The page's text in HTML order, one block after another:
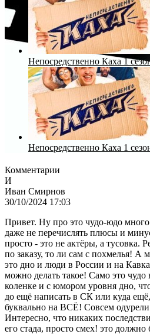
Непосредственно Каха 1
Непосредственно Каха 1
Комментарии
И
Иван Смирнов
30/10/2024 17:03
Привет. Ну про это чудо-юдо
даже не перечислять плюсы и
просто - это не актёры, а тусовка.
по заказу, то ли сам с похмелья! А
это дно и люди в России и на
можно делать такое! Само это чудо
коленке и с юмором уровня дно,
до ещё написать в СК или куда
буквально на ВСЁ! Совсем
Интересно, что никаких
его стада, просто смех! это должно